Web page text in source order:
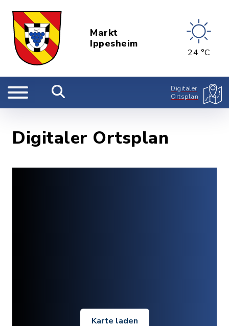
Markt
Ippesheim
24 °C
Digitaler
Ortsplan
Digitaler Ortsplan
Karte laden